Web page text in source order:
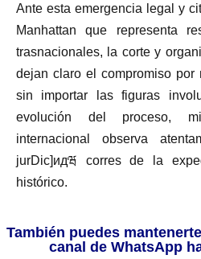
Ante esta emergencia legal y
Manhattan que representa
trasnacionales, la corte y
dejan claro el compromiso por
sin importar las figuras
evolución del proceso,
internacional observa
jurDic]идཝ corres de la
histórico.
También puedes
canal de WhatsApp